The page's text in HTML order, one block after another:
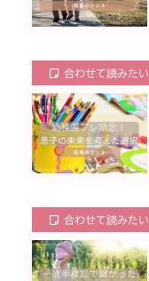
合わせて読みたい
合わせて読みたい